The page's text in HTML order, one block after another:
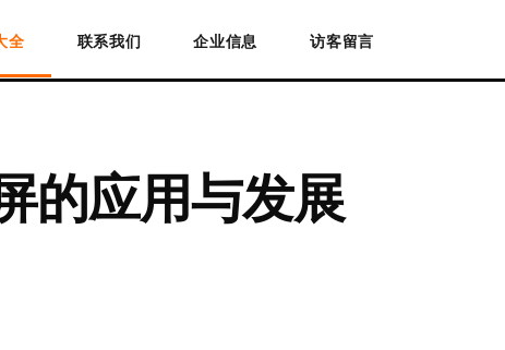
全 联系我们 企业信息 访客留言
的应用与发展